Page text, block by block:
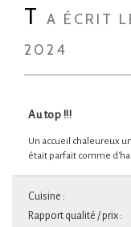
T A ÉCRIT
2024
Au top !!!
Un accueil chaleureux
était parfait comme
Cuisine :
Rapport qualité / prix :